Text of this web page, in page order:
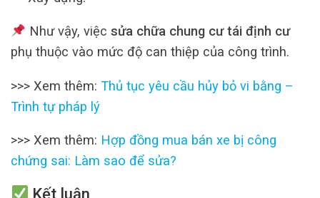
Như vậy, việc sửa chữa chung cư tái định cư
phụ thuộc vào mức độ can thiệp của công trình.
>>> Xem thêm: Thủ tục yêu cầu hủy bỏ vi bằng –
Trình tự pháp lý
>>> Xem thêm: Hợp đồng mua bán xe bị công
chứng sai: Làm sao để sửa?
Kết luận